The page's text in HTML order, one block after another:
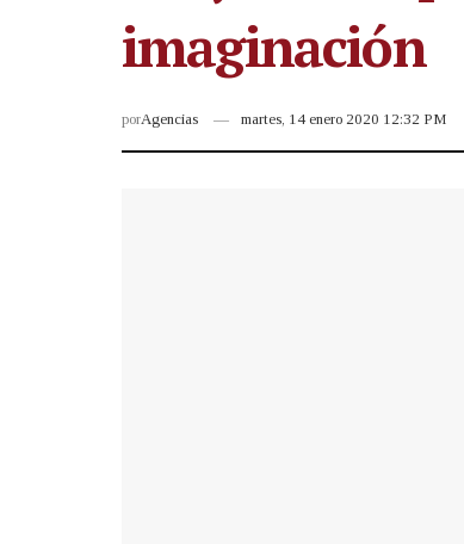
imaginación
porAgencias martes, 14 enero 2020 12:32 PM